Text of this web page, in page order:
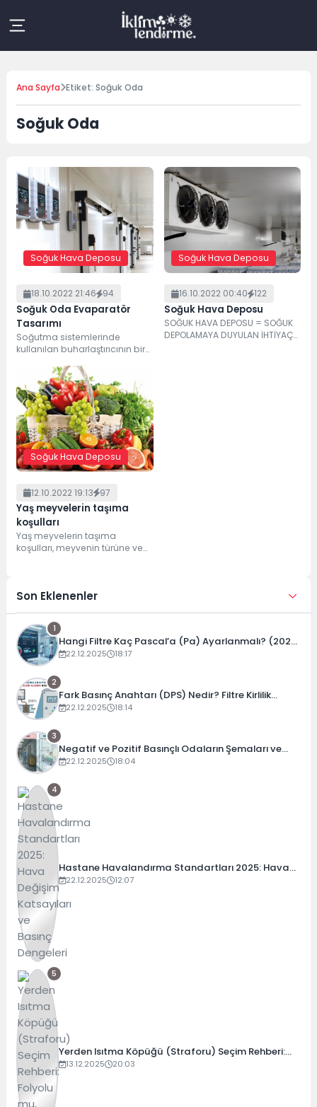
to
Ana Sayfa Etiket: Soğuk Oda
Soğuk Oda
Soğuk Hava Deposu
18.10.2022 21:46 94
Soğuk Oda Evaparatör
Tasarımı
Soğutma sistemlerinde
kullanılan buharlaştırıcının bir
Buharlaştırıcıya soğutma
serpantini de denir.
Buharlaştırıcı...
Soğuk Hava Deposu
16.10.2022 00:40 122
Soğuk Hava Deposu
SOĞUK HAVA DEPOSU = SOĞUK
DEPOLAMAYA DUYULAN İHTİYAÇ
Soğuk Hava Deposu
12.10.2022 19:13 97
Yaş meyvelerin taşıma
koşulları
Yaş meyvelerin taşıma
koşulları, meyvenin türüne ve
Son Eklenenler
1
Hangi Filtre Kaç Pascal’a (Pa) Ayarlanmalı? (2026
Güncel Tablo)
22.12.2025 18:17
2
Fark Basınç Anahtarı (DPS) Nedir? Filtre Kirlilik
Alarmı Nasıl Ayarlanır?
22.12.2025 18:14
3
Negatif ve Pozitif Basınçlı Odaların Şemaları ve
Çalışma Prensipleri
22.12.2025 18:04
4
Hastane Havalandırma Standartları 2025: Hava
Değişim Katsayıları ve Basınç Dengeleri
22.12.2025 12:07
5
Yerden Isıtma Köpüğü (Straforu) Seçim Rehberi:
Folyolu mu, Karbonlu mu?
13.12.2025 20:03